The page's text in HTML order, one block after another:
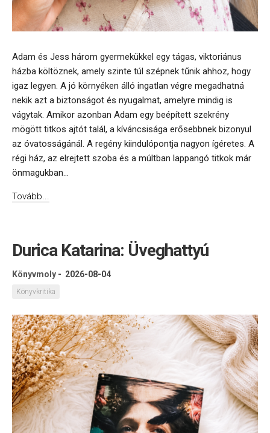
Adam és Jess három gyermekükkel egy tágas, viktoriánus
házba költöznek, amely szinte túl szépnek tűnik ahhoz, hogy
igaz legyen. A jó környéken álló ingatlan végre megadhatná
nekik azt a biztonságot és nyugalmat, amelyre mindig is
vágytak. Amikor azonban Adam egy beépített szekrény
mögött titkos ajtót talál, a kíváncsisága erősebbnek bizonyul
az óvatosságánál. A regény kiindulópontja nagyon ígéretes. A
régi ház, az elrejtett szoba és a múltban lappangó titkok már
önmagukban...
Tovább...
Durica Katarina: Üveghattyú
Könyvmoly - 2026-08-04
Könyvkritika